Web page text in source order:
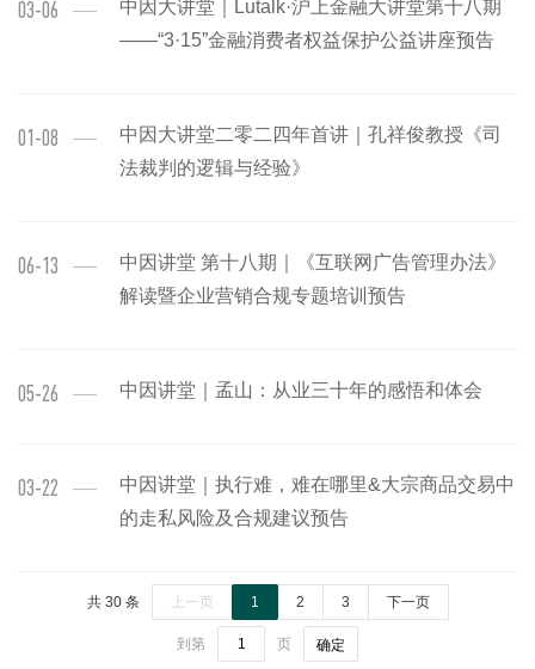
03-06
中因大讲堂｜Lutalk·沪上金融大讲堂第十八期
——“3·15”金融消费者权益保护公益讲座预告
01-08
中因大讲堂二零二四年首讲｜孔祥俊教授《司
法裁判的逻辑与经验》
06-13
中因讲堂 第十八期｜《互联网广告管理办法》
解读暨企业营销合规专题培训预告
05-26 中因讲堂｜孟山：从业三十年的感悟和体会
03-22
中因讲堂｜执行难，难在哪里&大宗商品交易中
的走私风险及合规建议预告
共 30 条 上一页 1 2 3 下一页
到第 页 确定